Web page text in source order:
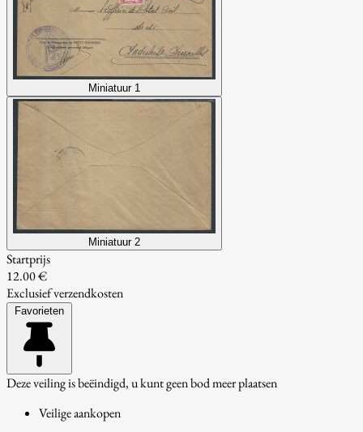
Miniatuur 1
Miniatuur 2
Startprijs
12.00 €
Exclusief verzendkosten
Favorieten
Deze veiling is beëindigd, u kunt geen bod meer plaatsen
Veilige aankopen